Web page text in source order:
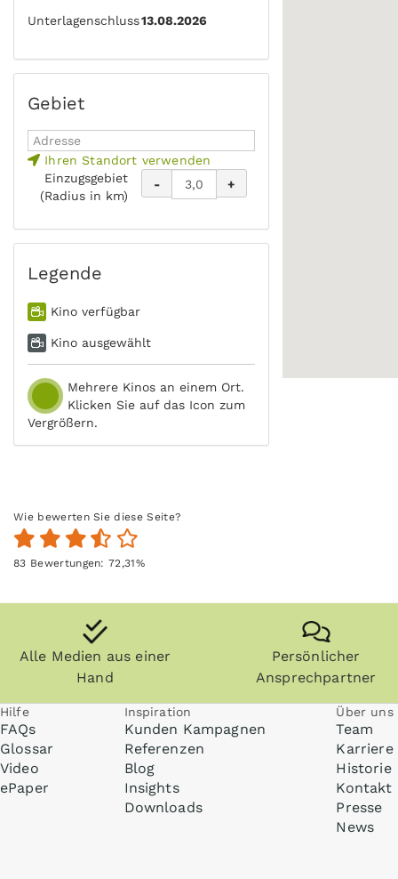
Unterlagenschluss13.08.2026
Gebiet
Ihren Standort verwenden
Einzugsgebiet
(Radius in km)
- +
Legende
Kino verfügbar
Kino ausgewählt
Mehrere Kinos an einem Ort.
Klicken Sie auf das Icon zum
Vergrößern.
Wie bewerten Sie diese Seite?
83 Bewertungen:72,31%
Alle Medien aus einer
Hand
Persönlicher
Ansprechpartner
Hilfe
FAQs
Glossar
Video
ePaper
Inspiration
Kunden Kampagnen
Referenzen
Blog
Insights
Downloads
Über uns
Team
Karriere
Historie
Kontakt
Presse
News